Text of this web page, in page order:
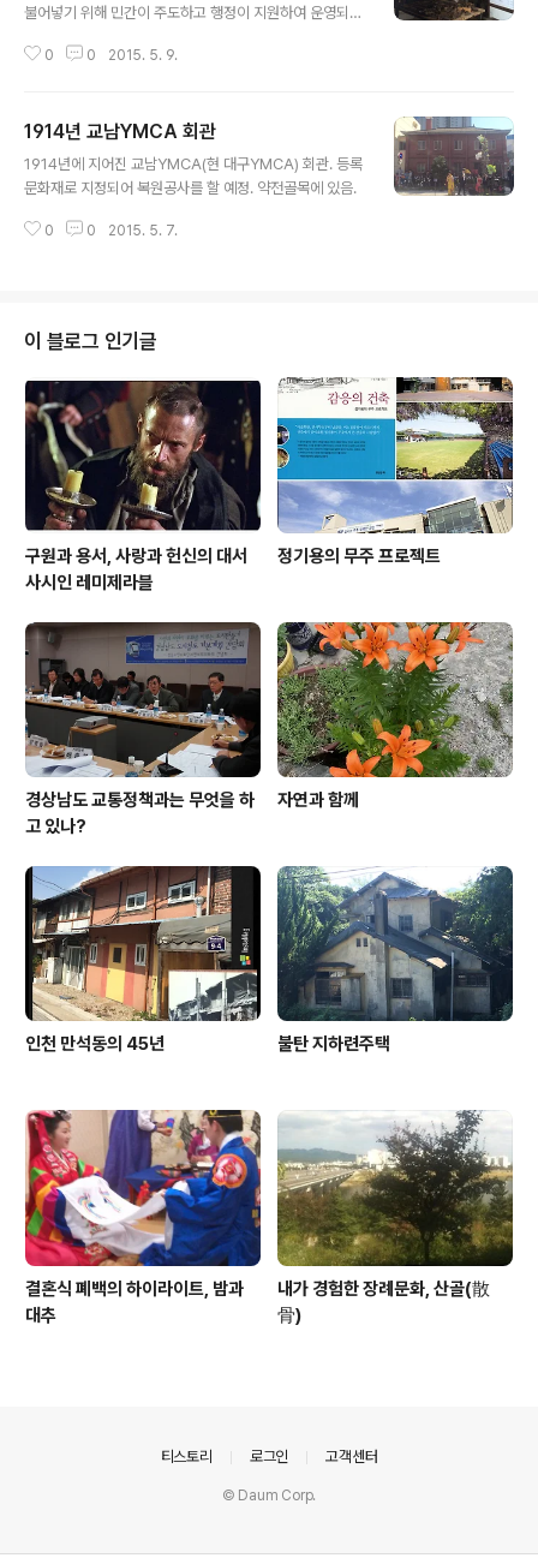
불어넣기 위해 민간이 주도하고 행정이 지원하여 운영되고
기증받음. ​​​​
0 0 2015. 5. 9.
1914년 교남YMCA 회관
​​1914년에 지어진 교남YMCA(현 대구YMCA) 회관. 등록
문화재로 지정되어 복원공사를 할 예정. 약전골목에 있음. ​​​
0 0 2015. 5. 7.
이 블로그 인기글
구원과 용서, 사랑과 헌신의 대서
사시인 레미제라블
정기용의 무주 프로젝트
경상남도 교통정책과는 무엇을 하
고 있나?
자연과 함께
인천 만석동의 45년 불탄 지하련주택
결혼식 폐백의 하이라이트, 밤과
대추
내가 경험한 장례문화, 산골(散
骨)
티스토리 로그인 고객센터
© Daum Corp.